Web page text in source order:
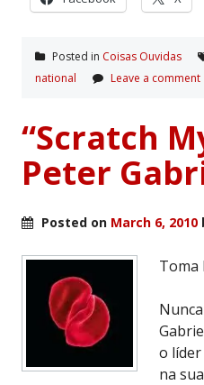
Posted in Coisas Ouvidas
national
Leave a comment
“Scratch
Peter
Posted on March 6, 2010
Toma
o líder
na